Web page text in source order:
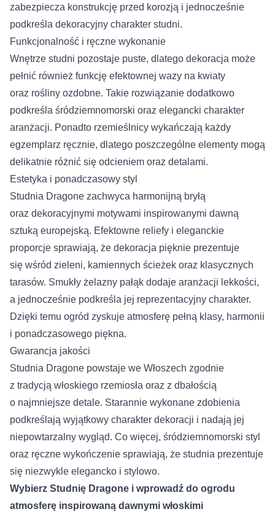
zabezpiecza konstrukcję przed korozją i jednocześnie
podkreśla dekoracyjny charakter studni.
Funkcjonalność i ręczne wykonanie
Wnętrze studni pozostaje puste, dlatego dekoracja może
pełnić również funkcję efektownej wazy na kwiaty
oraz rośliny ozdobne. Takie rozwiązanie dodatkowo
podkreśla śródziemnomorski oraz elegancki charakter
aranżacji. Ponadto rzemieślnicy wykańczają każdy
egzemplarz ręcznie, dlatego poszczególne elementy mogą
delikatnie różnić się odcieniem oraz detalami.
Estetyka i ponadczasowy styl
Studnia Dragone zachwyca harmonijną bryłą
oraz dekoracyjnymi motywami inspirowanymi dawną
sztuką europejską. Efektowne reliefy i eleganckie
proporcje sprawiają, że dekoracja pięknie prezentuje
się wśród zieleni, kamiennych ścieżek oraz klasycznych
tarasów. Smukły żelazny pałąk dodaje aranżacji lekkości,
a jednocześnie podkreśla jej reprezentacyjny charakter.
Dzięki temu ogród zyskuje atmosferę pełną klasy, harmonii
i ponadczasowego piękna.
Gwarancja jakości
Studnia Dragone powstaje we Włoszech zgodnie
z tradycją włoskiego rzemiosła oraz z dbałością
o najmniejsze detale. Starannie wykonane zdobienia
podkreślają wyjątkowy charakter dekoracji i nadają jej
niepowtarzalny wygląd. Co więcej, śródziemnomorski styl
oraz ręczne wykończenie sprawiają, że studnia prezentuje
się niezwykle elegancko i stylowo.
Wybierz Studnię Dragone i wprowadź do ogrodu
atmosferę inspirowaną dawnymi włoskimi